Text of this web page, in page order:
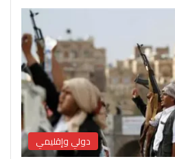
دولي وإقليمي